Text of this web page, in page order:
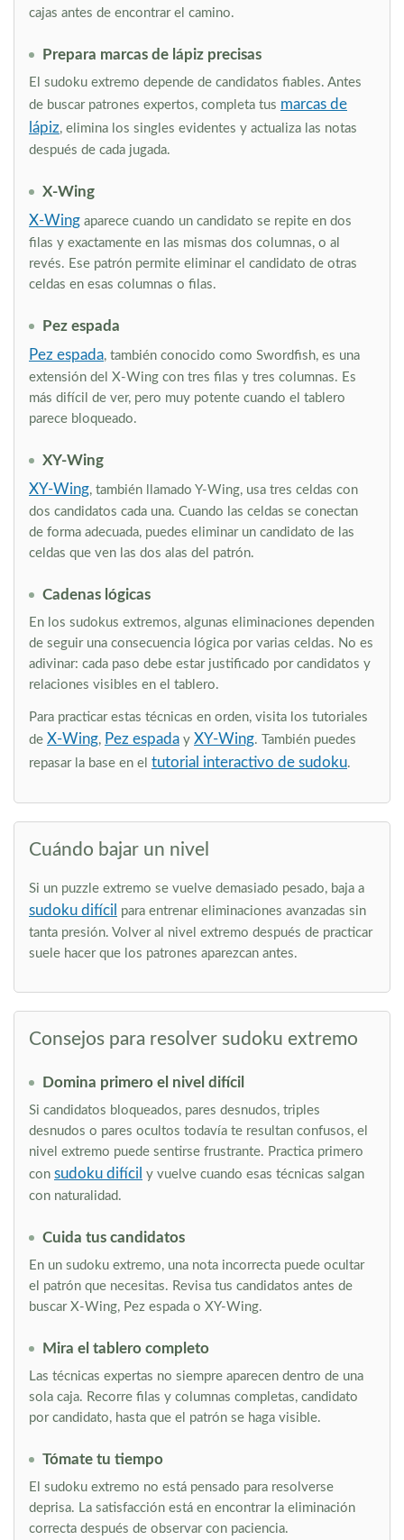
cajas antes de encontrar el camino.
Prepara marcas de lápiz precisas
El sudoku extremo depende de candidatos fiables. Antes
de buscar patrones expertos, completa tus marcas de
lápiz, elimina los singles evidentes y actualiza las notas
después de cada jugada.
X-Wing
X-Wing aparece cuando un candidato se repite en dos
filas y exactamente en las mismas dos columnas, o al
revés. Ese patrón permite eliminar el candidato de otras
celdas en esas columnas o filas.
Pez espada
Pez espada, también conocido como Swordfish, es una
extensión del X-Wing con tres filas y tres columnas. Es
más difícil de ver, pero muy potente cuando el tablero
parece bloqueado.
XY-Wing
XY-Wing, también llamado Y-Wing, usa tres celdas con
dos candidatos cada una. Cuando las celdas se conectan
de forma adecuada, puedes eliminar un candidato de las
celdas que ven las dos alas del patrón.
Cadenas lógicas
En los sudokus extremos, algunas eliminaciones dependen
de seguir una consecuencia lógica por varias celdas. No es
adivinar: cada paso debe estar justificado por candidatos y
relaciones visibles en el tablero.
Para practicar estas técnicas en orden, visita los tutoriales
de X-Wing, Pez espada y XY-Wing. También puedes
repasar la base en el tutorial interactivo de sudoku.
Cuándo bajar un nivel
Si un puzzle extremo se vuelve demasiado pesado, baja a
sudoku difícil
para entrenar eliminaciones avanzadas sin
tanta presión. Volver al nivel extremo después de practicar
suele hacer que los patrones aparezcan antes.
Consejos para resolver sudoku extremo
Domina primero el nivel difícil
Si candidatos bloqueados, pares desnudos, triples
desnudos o pares ocultos todavía te resultan confusos, el
nivel extremo puede sentirse frustrante. Practica primero
con sudoku difícil y vuelve cuando esas técnicas salgan
con naturalidad.
Cuida tus candidatos
En un sudoku extremo, una nota incorrecta puede ocultar
el patrón que necesitas. Revisa tus candidatos antes de
buscar X-Wing, Pez espada o XY-Wing.
Mira el tablero completo
Las técnicas expertas no siempre aparecen dentro de una
sola caja. Recorre filas y columnas completas, candidato
por candidato, hasta que el patrón se haga visible.
Tómate tu tiempo
El sudoku extremo no está pensado para resolverse
deprisa. La satisfacción está en encontrar la eliminación
correcta después de observar con paciencia.